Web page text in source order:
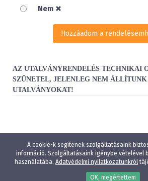
A cookie-k segítenek szolgáltatásaink
információ. Szolgáltatásaink igénybe vételével
használatába. Adatvédelmi nyilatkozatunkról
OK, megértettem
Nem
Hozzáadom a
AZ UTALVÁNYRENDELÉS TECHNIKAI
SZÜNETEL, JELENLEG NEM
UTALVÁNYOKAT!